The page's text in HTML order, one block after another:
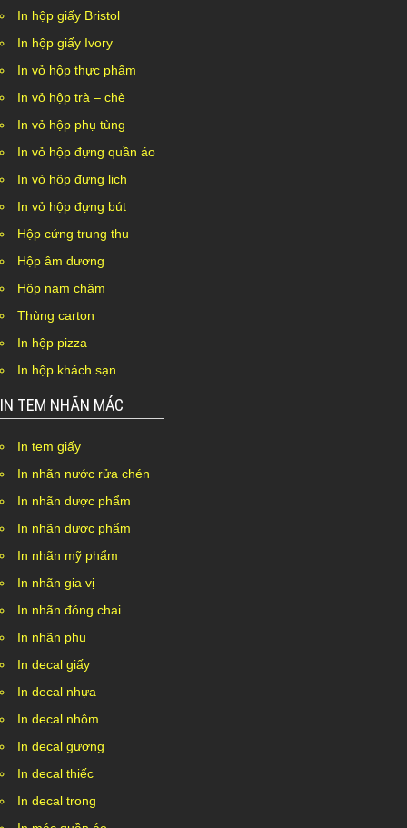
In hộp giấy Bristol
In hộp giấy Ivory
In vỏ hộp thực phẩm
In vỏ hộp trà – chè
In vỏ hộp phụ tùng
In vỏ hộp đựng quần áo
In vỏ hộp đựng lịch
In vỏ hộp đựng bút
Hộp cứng trung thu
Hộp âm dương
Hộp nam châm
Thùng carton
In hộp pizza
In hộp khách sạn
IN TEM NHÃN MÁC
In tem giấy
In nhãn nước rửa chén
In nhãn dược phẩm
In nhãn dược phẩm
In nhãn mỹ phẩm
In nhãn gia vị
In nhãn đóng chai
In nhãn phụ
In decal giấy
In decal nhựa
In decal nhôm
In decal gương
In decal thiếc
In decal trong